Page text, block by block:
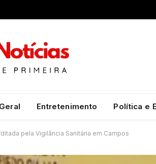
Geral Entretenimento Política e
pela Vigilância Sanitária em Campos